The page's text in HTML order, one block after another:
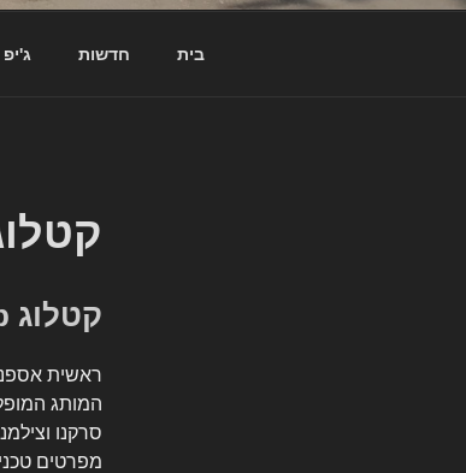
בית חדשות
קטלוג Jeep אספנות
ראשית
המותג
סרקנו
מפרטים